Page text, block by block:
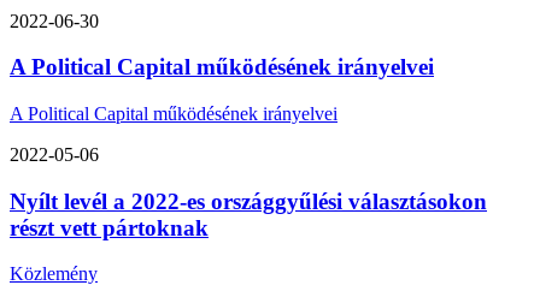
2022-06-30
A Political Capital működésének irányelvei
A Political Capital működésének irányelvei
2022-05-06
Nyílt levél a 2022-es országgyűlési választásokon
részt vett pártoknak
Közlemény